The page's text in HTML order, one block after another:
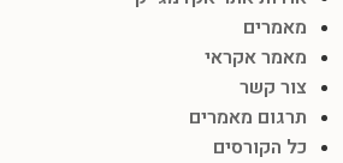
מאמרים
מאמר אקראי
צור קשר
תרגום מאמרים
כל הקורסים